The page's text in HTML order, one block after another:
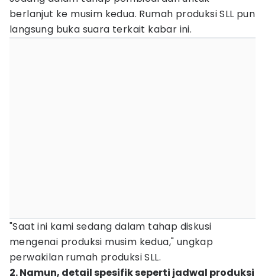
berlanjut ke musim kedua. Rumah produksi SLL pun
langsung buka suara terkait kabar ini.
"Saat ini kami sedang dalam tahap diskusi
mengenai produksi musim kedua," ungkap
perwakilan rumah produksi SLL.
2. Namun, detail spesifik seperti jadwal produksi